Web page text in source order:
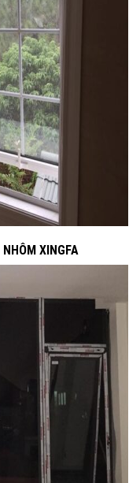
NHÔM XINGFA